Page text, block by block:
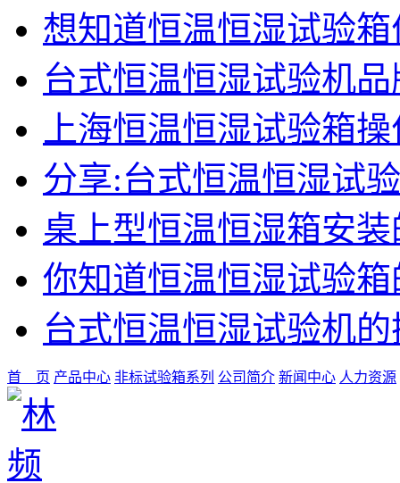
想知道恒温恒湿试验
台式恒温恒湿试验机
上海恒温恒湿试验箱
分享:台式恒温恒湿试
桌上型恒温恒湿箱安
你知道恒温恒湿试验
台式恒温恒湿试验机
首 页 产品中心 非标试验箱系列 公司简介 新闻中心 人力资源